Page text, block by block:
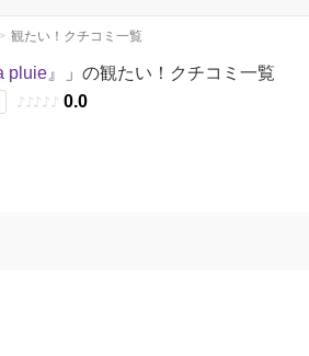
観たい！クチコミ一覧
pluie』
」の観たい！クチコミ一覧
♪ ♪ ♪ ♪ ♪ 0.0